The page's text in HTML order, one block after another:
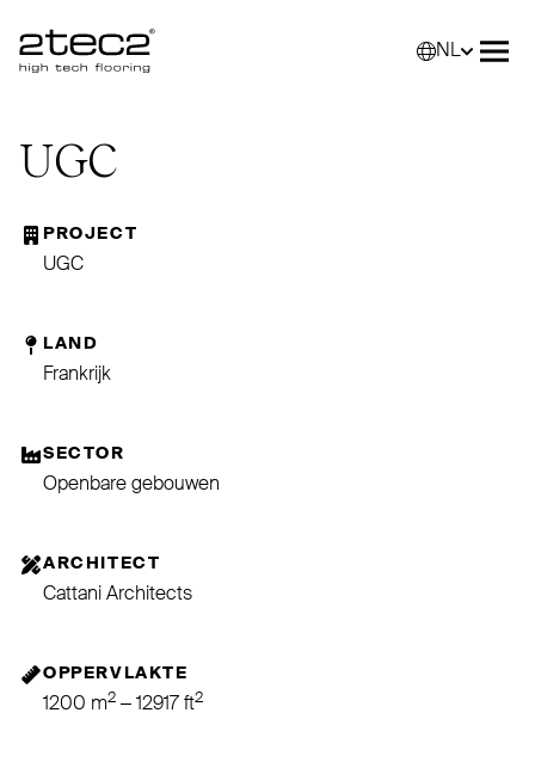
Primary
NL
UGC
PROJECT
UGC
LAND
Frankrijk
SECTOR
Openbare gebouwen
ARCHITECT
Cattani Architects
OPPERVLAKTE
1200 m2 – 12917 ft2